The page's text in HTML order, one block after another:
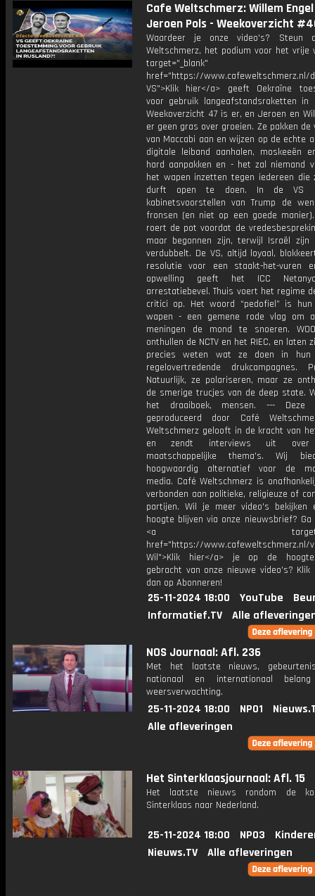
Cafe Weltschmerz: Willem
Jeroen Pols - Weekoverzicht
Waardeer je onze video's? Steun
Weltschmerz, het podium voor het vrije
target="_blank"
href="https://www.cafeweltschmerz.nl/
VS">Klik hier</a> geeft Oekraïne
voor gebruik langeafstandsraketten in
Weekoverzicht 47 is er, en Jeroen en
er geen gras over groeien. Ze pakken de
van Maccabi aan en wijzen op de echte
digitale leiband aanhalen, moskeeën
hard aanpakken en - het zal niemand
het wapen inzetten tegen iedereen die
durft open te doen. In de VS
kabinetsvoorstellen van Trump de
fronsen (en niet op een goede
roert de pot voordat de
maar begonnen zijn, terwijl Israël zijn
verdubbelt. De VS, altijd loyaal,
resolutie voor een staakt-het-vuren
opwelling geeft het ICC
arrestatiebevel. Thuis voert het regime
critici op. Het woord “pedofiel” is
wapen - een gemene rode vlag om
meningen de mond te snoeren.
onthullen de NCTV en het RIEC, en laten
precies weten wat ze doen in hun
regelovertredende drukcampagnes.
Natuurlijk, ze polariseren, maar ze
de smerige trucjes van de deep state.
het draaiboek, mensen. --- Deze
geproduceerd door Café
Weltschmerz gelooft in de kracht van
en zendt interviews uit over
maatschappelijke thema's. Wij
hoogwaardig alternatief voor de
media. Café Weltschmerz is
verbonden aan politieke, religieuze of
partijen. Wil je meer video's bekijken
hoogte blijven via onze nieuwsbrief? Ga
<a
href="https://www.cafeweltschmerz.nl/
Wil">Klik hier</a> je op de
gebracht van onze nieuwe video's? Klik
dan op Abonneren!
25-11-2024 18:00 YouTube
Informatief.TV
Alle
NOS Journaal: Afl. 236
Met het laatste nieuws,
nationaal en internationaal
weersverwachting.
25-11-2024 18:00 NPO1
Alle afleveringen
Het Sinterklaasjournaal: Afl. 15
Het laatste nieuws rondom de
Sinterklaas naar Nederland.
25-11-2024 18:00 NPO3
Nieuws.TV
Alle afleveringen